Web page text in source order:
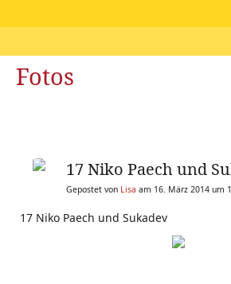
Fotos
17 Niko Paech und
Gepostet von Lisa am 16. März 2014 um
17 Niko Paech und Sukadev